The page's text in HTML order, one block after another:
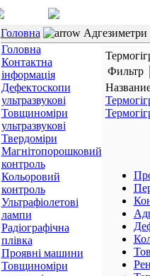
Головна
Адгезиметри
Головна
Контактна
інформація
Дефектоскопи
ультразвукові
Товщиноміри
ультразвукові
Твердоміри
Магнітопорошковий
контроль
Кольоровий
контроль
Ультрафіолетові
лампи
Радіографічна
плівка
Проявні машини
Товщиноміри
Фильтр